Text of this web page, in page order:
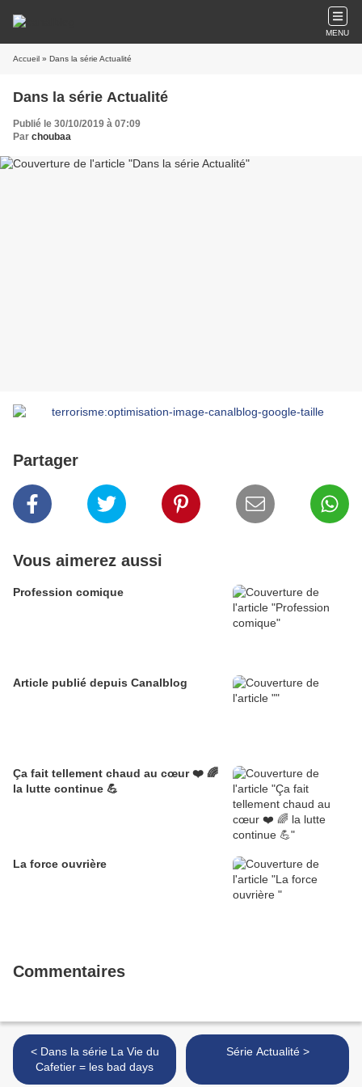
MENU
Accueil » Dans la série Actualité
Dans la série Actualité
Publié le 30/10/2019 à 07:09
Par choubaa
Partager
Vous aimerez aussi
Profession comique
Article publié depuis Canalblog
Ça fait tellement chaud au cœur ❤️ 🌈
la lutte continue 💪
La force ouvrière
Commentaires
< Dans la série La Vie du
Cafetier = les bad days
Série Actualité >